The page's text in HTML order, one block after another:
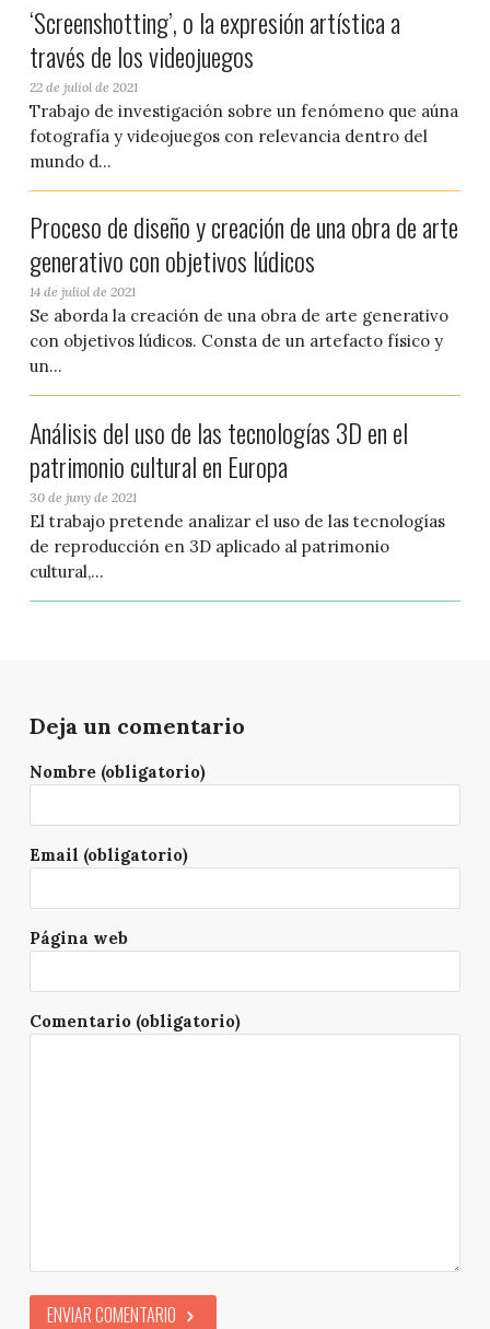
‘Screenshotting’, o la expresión artística a
través de los videojuegos
22 de juliol de 2021
Trabajo de investigación sobre un fenómeno que aúna
fotografía y videojuegos con relevancia dentro del
mundo d...
Proceso de diseño y creación de una obra de arte
generativo con objetivos lúdicos
14 de juliol de 2021
Se aborda la creación de una obra de arte generativo
con objetivos lúdicos. Consta de un artefacto físico y
un...
Análisis del uso de las tecnologías 3D en el
patrimonio cultural en Europa
30 de juny de 2021
El trabajo pretende analizar el uso de las tecnologías
de reproducción en 3D aplicado al patrimonio
cultural,...
Deja un comentario
Nombre (obligatorio)
Email (obligatorio)
Página web
Comentario (obligatorio)
ENVIAR COMENTARIO